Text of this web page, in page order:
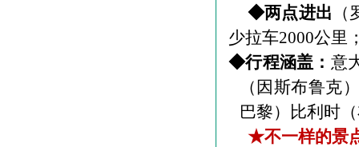
◆两点进出
少拉车2000公里
◆行程涵盖： 意
（因斯布鲁克
巴黎）比利时
★不一样的景